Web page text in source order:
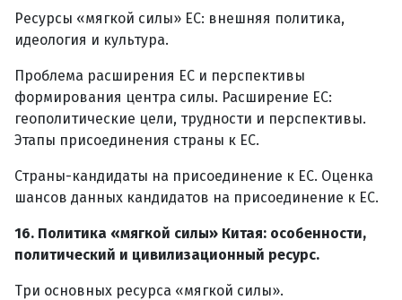
Ресурсы «мягкой силы» ЕС: внешняя политика,
идеология и культура.
Проблема расширения ЕС и перспективы
формирования центра силы. Расширение ЕС:
геополитические цели, трудности и перспективы.
Этапы присоединения страны к ЕС.
Страны-кандидаты на присоединение к ЕС. Оценка
шансов данных кандидатов на присоединение к ЕС.
16. Политика «мягкой силы» Китая: особенности,
политический и цивилизационный ресурс.
Три основных ресурса «мягкой силы».